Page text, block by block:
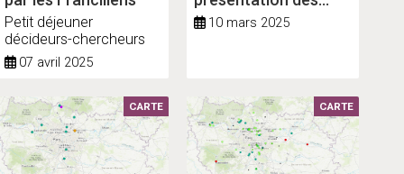
Petit déjeuner
décideurs-chercheurs
07 avril 2025
animations
régionales #coûts
10 mars 2025
CARTE CARTE